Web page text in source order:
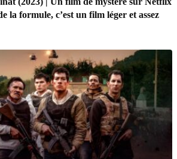
la formule, c’est un film léger et assez